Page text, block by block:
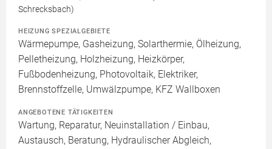
Schrecksbach)
HEIZUNG SPEZIALGEBIETE
Wärmepumpe, Gasheizung, Solarthermie, Ölheizung,
Pelletheizung, Holzheizung, Heizkörper,
Fußbodenheizung, Photovoltaik, Elektriker,
Brennstoffzelle, Umwälzpumpe, KFZ Wallboxen
ANGEBOTENE TÄTIGKEITEN
Wartung, Reparatur, Neuinstallation / Einbau,
Austausch, Beratung, Hydraulischer Abgleich,